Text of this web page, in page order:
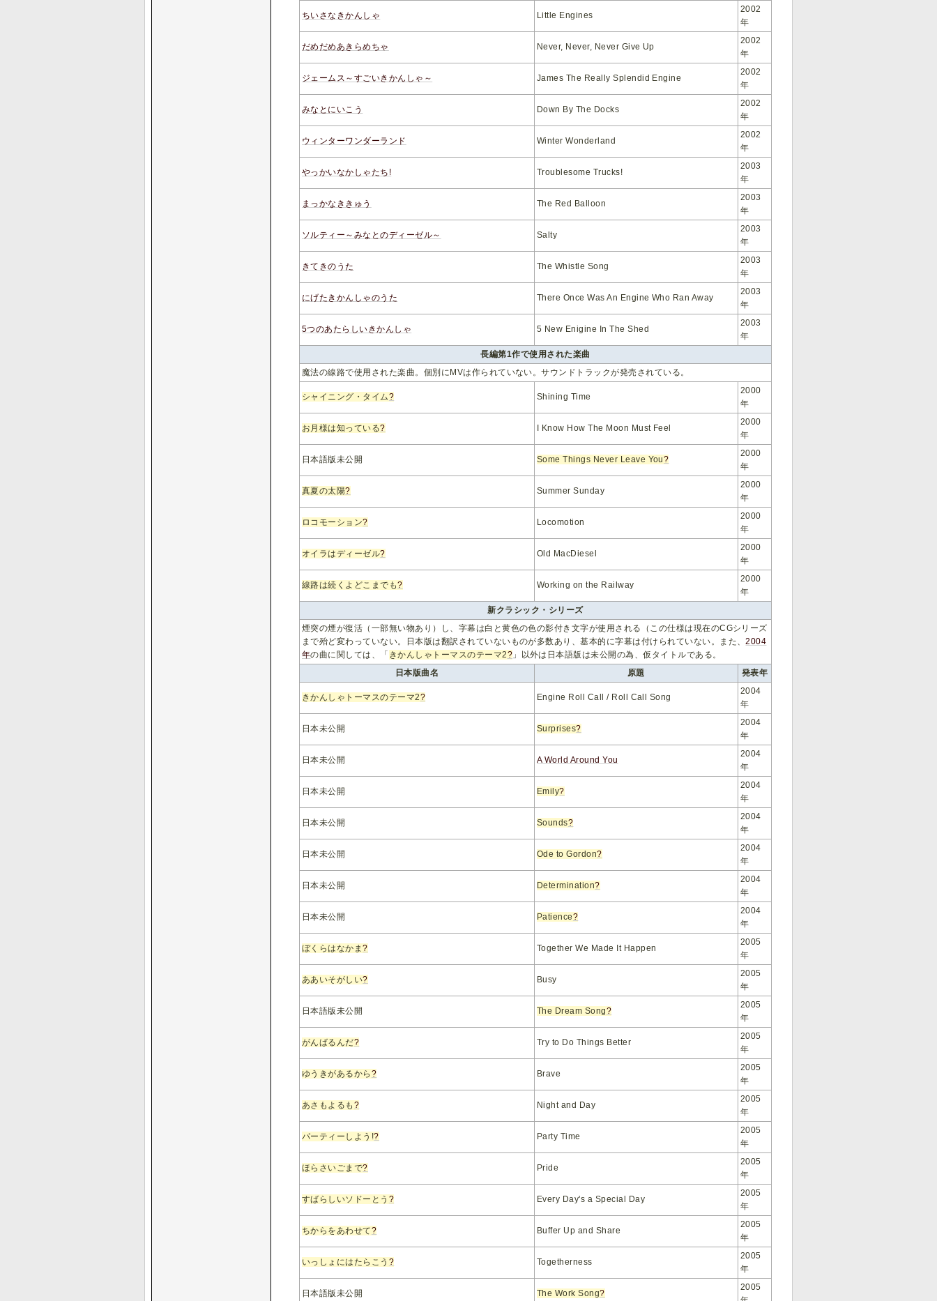
ちいさなきかんしゃ Little Engines
2002
年
だめだめあきらめちゃ Never, Never, Never Give Up
2002
年
ジェームス～すごいきかんしゃ～ James The Really Splendid Engine
2002
年
みなとにいこう Down By The Docks
2002
年
ウィンターワンダーランド Winter Wonderland
2002
年
やっかいなかしゃたち! Troublesome Trucks!
2003
年
まっかなききゅう The Red Balloon
2003
年
ソルティー～みなとのディーゼル～ Salty
2003
年
きてきのうた The Whistle Song
2003
年
にげたきかんしゃのうた There Once Was An Engine Who Ran Away
2003
年
5つのあたらしいきかんしゃ 5 New Enigine In The Shed
2003
年
長編第1作で使用された楽曲
魔法の線路で使用された楽曲。個別にMVは作られていない。サウンドトラックが発売されている。
シャイニング・タイム? Shining Time
2000
年
お月様は知っている? I Know How The Moon Must Feel
2000
年
日本語版未公開 Some Things Never Leave You?
2000
年
真夏の太陽? Summer Sunday
2000
年
ロコモーション? Locomotion
2000
年
オイラはディーゼル? Old MacDiesel
2000
年
線路は続くよどこまでも? Working on the Railway
2000
年
新クラシック・シリーズ
煙突の煙が復活（一部無い物あり）し、字幕は白と黄色の色の影付き文字が使用される（この仕様は現在のCGシリーズ
まで殆ど変わっていない。日本版は翻訳されていないものが多数あり、基本的に字幕は付けられていない。また、2004
年の曲に関しては、「 きかんしゃトーマスのテーマ2? 」以外は日本語版は未公開の為、仮タイトルである。
日本版曲名
原題 発表年
きかんしゃトーマスのテーマ2? Engine Roll Call / Roll Call Song
2004
年
日本未公開 Surprises?
2004
年
日本未公開 A World Around You
2004
年
日本未公開 Emily?
2004
年
日本未公開 Sounds?
2004
年
日本未公開 Ode to Gordon?
2004
年
日本未公開 Determination?
2004
年
日本未公開 Patience?
2004
年
ぼくらはなかま? Together We Made It Happen
2005
年
ああいそがしい? Busy
2005
年
日本語版未公開 The Dream Song?
2005
年
がんばるんだ? Try to Do Things Better
2005
年
ゆうきがあるから ? Brave
2005
年
あさもよるも ? Night and Day
2005
年
パーティーしよう!? Party Time
2005
年
ほらさいごまで? Pride
2005
年
すばらしいソドーとう ? Every Day's a Special Day
2005
年
ちからをあわせて? Buffer Up and Share
2005
年
いっしょにはたらこう ? Togetherness
2005
年
日本語版未公開 The Work Song?
2005